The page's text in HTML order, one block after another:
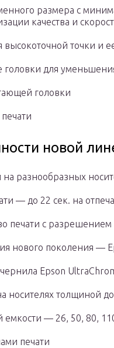
размера с
качества и
высокоточной точки и
для
головки
новой
на разнообразных
— до 22 сек. на
печати с
нового поколения —
Epson
носителях толщиной
емкости — 26, 50, 80,
печати